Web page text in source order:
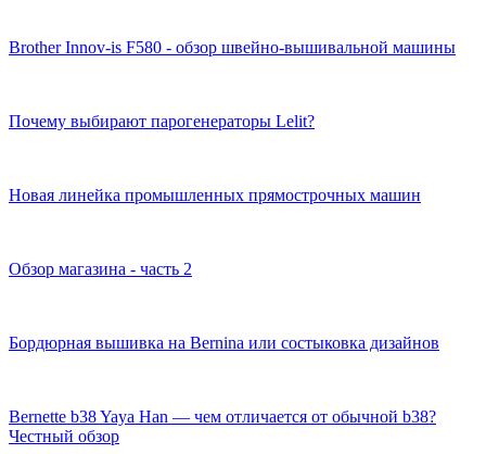
Brother Innov-is F580 - обзор швейно-вышивальной машины
Почему выбирают парогенераторы Lelit?
Новая линейка промышленных прямострочных машин
Обзор магазина - часть 2
Бордюрная вышивка на Bernina или состыковка дизайнов
Bernette b38 Yaya Han — чем отличается от обычной b38?
Честный обзор